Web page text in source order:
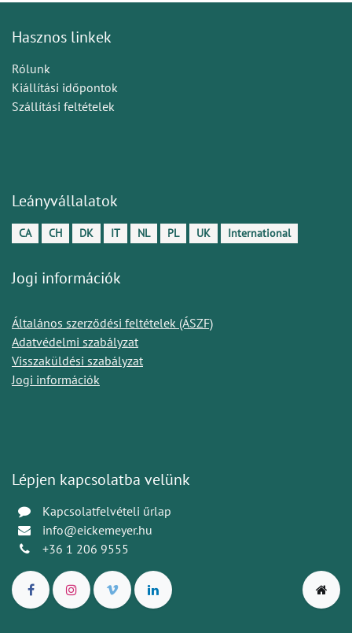
Hasznos linkek
Rólunk
Kiállítási időpontok
Szállítási feltételek
Leányvállalatok
CA CH DK IT NL PL UK International
Jogi információk
Általános szerződési feltételek (ÁSZF)
Adatvédelmi szabályzat
Visszaküldési szabályzat
Jogi információk
Lépjen kapcsolatba velünk
Kapcsolatfelvételi űrlap
info@eickemeyer.hu
+36 1 206 9555